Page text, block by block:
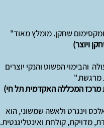
שחקן. מומלץ מאוד"
ויוצר)
והבימוי הפשוט והנקי יוצרים
מרגשת."
המכללה האקדמית תל חי)
וינגרט ולאשה שמשוני, הוא
מדויקת, קולחת ואינטליגנטית.